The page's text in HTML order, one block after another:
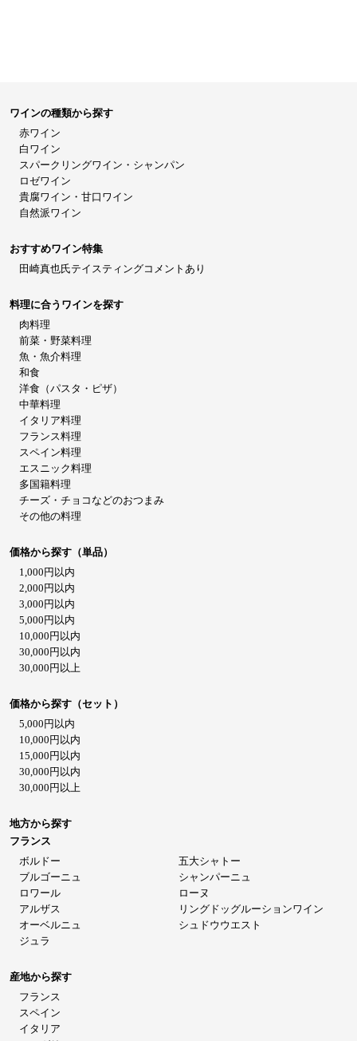
ワインの種類から探す
赤ワイン
白ワイン
スパークリングワイン・シャンパン
ロゼワイン
貴腐ワイン・甘口ワイン
自然派ワイン
おすすめワイン特集
田崎真也氏テイスティングコメントあり
料理に合うワインを探す
肉料理
前菜・野菜料理
魚・魚介料理
和食
洋食（パスタ・ピザ）
中華料理
イタリア料理
フランス料理
スペイン料理
エスニック料理
多国籍料理
チーズ・チョコなどのおつまみ
その他の料理
価格から探す（単品）
1,000円以内
2,000円以内
3,000円以内
5,000円以内
10,000円以内
30,000円以内
30,000円以上
価格から探す（セット）
5,000円以内
10,000円以内
15,000円以内
30,000円以内
30,000円以上
地方から探す
フランス
ボルドー
五大シャトー
ブルゴーニュ
シャンパーニュ
ロワール
ローヌ
アルザス
リングドッグルーションワイン
オーベルニュ
シュドウウエスト
ジュラ
産地から探す
フランス
スペイン
イタリア